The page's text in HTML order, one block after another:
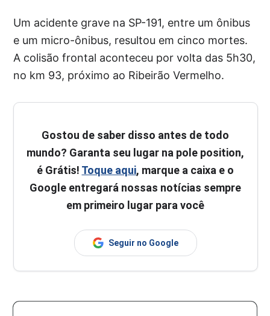
Um acidente grave na SP-191, entre um ônibus
e um micro-ônibus, resultou em cinco mortes.
A colisão frontal aconteceu por volta das 5h30,
no km 93, próximo ao Ribeirão Vermelho.
Gostou de saber disso antes de todo
mundo? Garanta seu lugar na pole position,
é Grátis! Toque aqui, marque a caixa e o
Google entregará nossas notícias sempre
em primeiro lugar para você
Seguir no Google